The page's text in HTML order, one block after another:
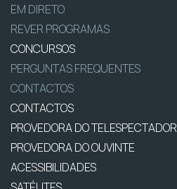
EM DIRETO
REVER PROGRAMAS
CONCURSOS
PERGUNTAS FREQUENTES
CONTACTOS
CONTACTOS
PROVEDORA DO TELESPECTADOR
PROVEDORA DO OUVINTE
ACESSIBILIDADES